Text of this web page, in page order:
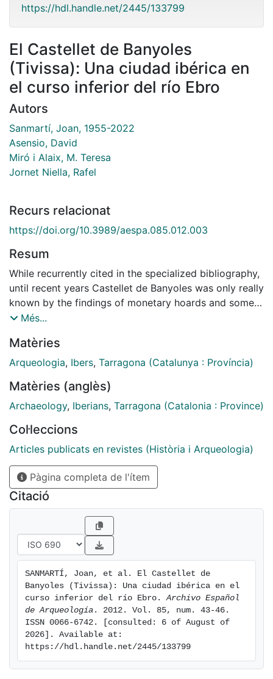
https://hdl.handle.net/2445/133799
El Castellet de Banyoles
(Tivissa): Una ciudad ibérica en
el curso inferior del río Ebro
Autors
Sanmartí, Joan, 1955-2022
Asensio, David
Miró i Alaix, M. Teresa
Jornet Niella, Rafel
Recurs relacionat
https://doi.org/10.3989/aespa.085.012.003
Resum
While recurrently cited in the specialized bibliography,
until recent years Castellet de Banyoles was only really
known by the findings of monetary hoards and some
luxury ritual vases, in addition to the Hellenistic-type
Excavation work since 1998 has enabled precise
dating of the first settlement between the last third of
revealed the existence at that time of a Punic-type
compartments wall, as well as an extensive dwelling
Houses of different types and sizes are attested, as
well as a possible sanctuary. With an area of 4.5 ha,
Castellet de Banyoles is a small city that brought
together the entire population of the Mora basin,
following a mononuclear model unprecedented in the
northern Iberian world. This is likely explained by
strategic reasons in a turbulent historical context due
to the Barcid expansion in the Iberian Peninsula and
the Second Punic War.
Més...
Matèries
Arqueologia, Ibers, Tarragona (Catalunya : Província)
Matèries (anglès)
Archaeology, Iberians, Tarragona (Catalonia : Province)
Col·leccions
Articles publicats en revistes (Història i Arqueologia)
Pàgina completa de l'ítem
Citació
SANMARTÍ, Joan, et al. El Castellet de
Banyoles (Tivissa): Una ciudad ibérica en el
curso inferior del río Ebro. Archivo Español
de Arqueología . 2012. Vol. 85, num. 43-46.
ISSN 0066-6742. [consulted: 6 of August of
2026]. Available at:
https://hdl.handle.net/2445/133799